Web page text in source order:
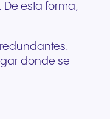
esta forma,
donde se